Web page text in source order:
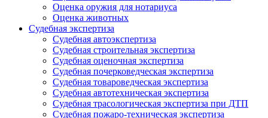
Оценка оружия для нотариуса
Оценка животных
Судебная экспертиза
Судебная автоэкспертиза
Судебная строительная экспертиза
Судебная оценочная экспертиза
Судебная почерковедческая экспертиза
Судебная товароведческая экспертиза
Судебная автотехническая экспертиза
Судебная трасологическая экспертиза при ДТП
Судебная пожаро-техническая экспертиза